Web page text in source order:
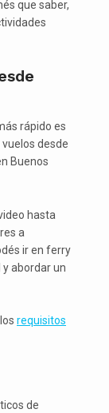
que saber,
rápido es
desde
Buenos
hasta
a
ir en ferry
abordar un
requisitos
de